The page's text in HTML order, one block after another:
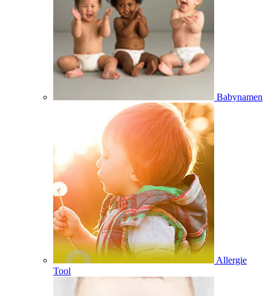
Babynamen
Allergie
Tool